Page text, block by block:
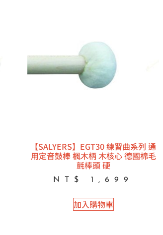
【SALYERS】EGT30 練習曲系列 通
用定音鼓棒 楓木柄 木核心 德國棉毛
氈棒頭 硬
NT$ 1,699
加入購物車